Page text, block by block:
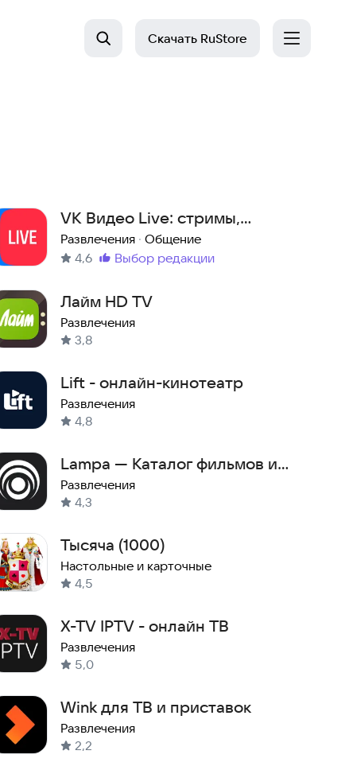
Скачать RuStore
VK Видео Live: стримы,
общение
Развлечения · Общение
4,6
Метка:
выбор редакции
Лайм HD TV
Развлечения
3,8
Lift - онлайн-кинотеатр
Развлечения
4,8
Lampa — Каталог фильмов и
сериалов
Развлечения
4,3
Тысяча (1000)
Настольные и карточные
4,5
X-TV IPTV - онлайн ТВ
Развлечения
5,0
Wink для ТВ и приставок
Развлечения
2,2